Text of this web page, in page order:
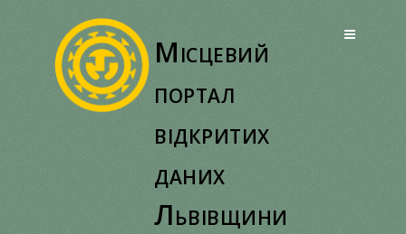
Місцевий
портал
відкритих
даних
Львівщини